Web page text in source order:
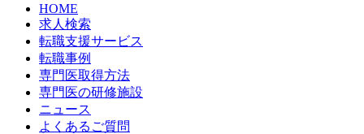
HOME
求人検索
転職支援サービス
転職事例
専門医取得方法
専門医の研修施設
ニュース
よくあるご質問